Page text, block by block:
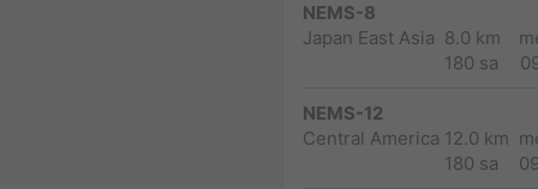
NEMS-8
Japan East Asia 8.0 km
180 sa
NEMS-12
Central America 12.0 km
180 sa